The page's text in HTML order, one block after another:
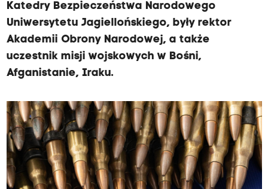
Katedry Bezpieczeństwa Narodowego
Uniwersytetu Jagiellońskiego, były rektor
Akademii Obrony Narodowej, a także
uczestnik misji wojskowych w Bośni,
Afganistanie, Iraku.